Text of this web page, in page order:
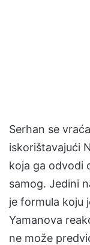
Serhan se
iskorištavajući
koja ga odvodi
samog. Jedini
je formula koju
Yamanova
ne može